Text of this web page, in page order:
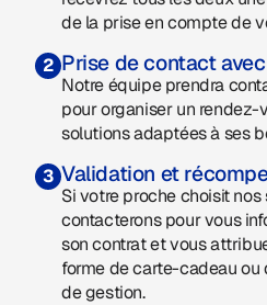
de la prise en compte de
2 Prise de contact
Notre équipe prendra
pour organiser un rendez-
solutions adaptées à ses
3 Validation et
Si votre proche choisit
contacterons pour vous
son contrat et vous
forme de carte-cadeau ou
de gestion.